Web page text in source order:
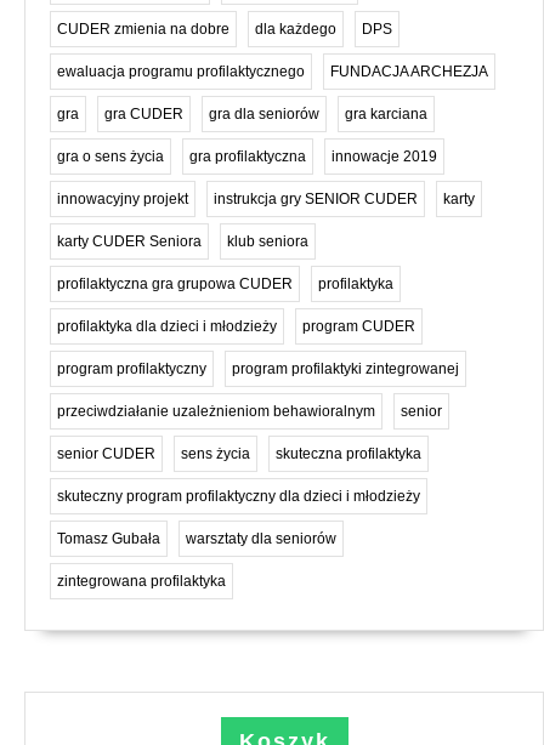
CUDER zmienia na dobre dla każdego DPS
ewaluacja programu profilaktycznego FUNDACJA ARCHEZJA
gra gra CUDER gra dla seniorów gra karciana
gra o sens życia gra profilaktyczna innowacje 2019
innowacyjny projekt instrukcja gry SENIOR CUDER karty
karty CUDER Seniora klub seniora
profilaktyczna gra grupowa CUDER profilaktyka
profilaktyka dla dzieci i młodzieży program CUDER
program profilaktyczny program profilaktyki zintegrowanej
przeciwdziałanie uzależnieniom behawioralnym senior
senior CUDER sens życia skuteczna profilaktyka
skuteczny program profilaktyczny dla dzieci i młodzieży
Tomasz Gubała warsztaty dla seniorów
zintegrowana profilaktyka